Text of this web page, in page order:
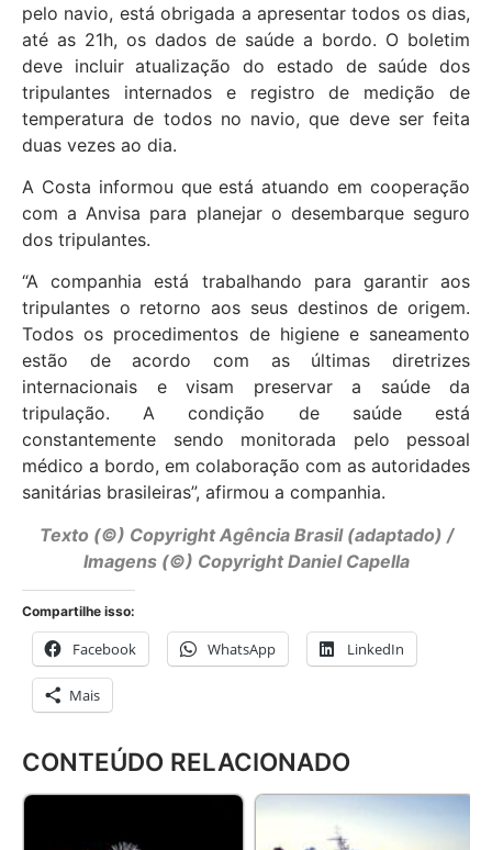
pelo navio, está obrigada a apresentar todos os dias,
até as 21h, os dados de saúde a bordo. O boletim
deve incluir atualização do estado de saúde dos
tripulantes internados e registro de medição de
temperatura de todos no navio, que deve ser feita
duas vezes ao dia.
A Costa informou que está atuando em cooperação
com a Anvisa para planejar o desembarque seguro
dos tripulantes.
“A companhia está trabalhando para garantir aos
tripulantes o retorno aos seus destinos de origem.
Todos os procedimentos de higiene e saneamento
estão de acordo com as últimas diretrizes
internacionais e visam preservar a saúde da
tripulação. A condição de saúde está
constantemente sendo monitorada pelo pessoal
médico a bordo, em colaboração com as autoridades
sanitárias brasileiras”, afirmou a companhia.
Texto (©) Copyright Agência Brasil (adaptado) /
Imagens (©) Copyright Daniel Capella
Compartilhe isso:
Facebook WhatsApp LinkedIn
Mais
CONTEÚDO RELACIONADO